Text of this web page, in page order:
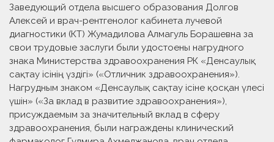
Заведующий отдела высшего образования Долгов
Алексей и врач-рентгенолог кабинета лучевой
диагностики (КТ) Жумадилова Алмагуль Борашевна за
свои трудовые заслуги были удостоены нагрудного
знака Министерства здравоохранения РК «Денсаулық
сақтау ісінің үздігі» («Отличник здравоохранения»).
Нагрудным знаком «Денсаулық сақтау ісіне қосқан үлесі
үшін» («За вклад в развитие здравоохранения»),
присуждаемым за значительный вклад в сферу
здравоохранения, были награждены клинический